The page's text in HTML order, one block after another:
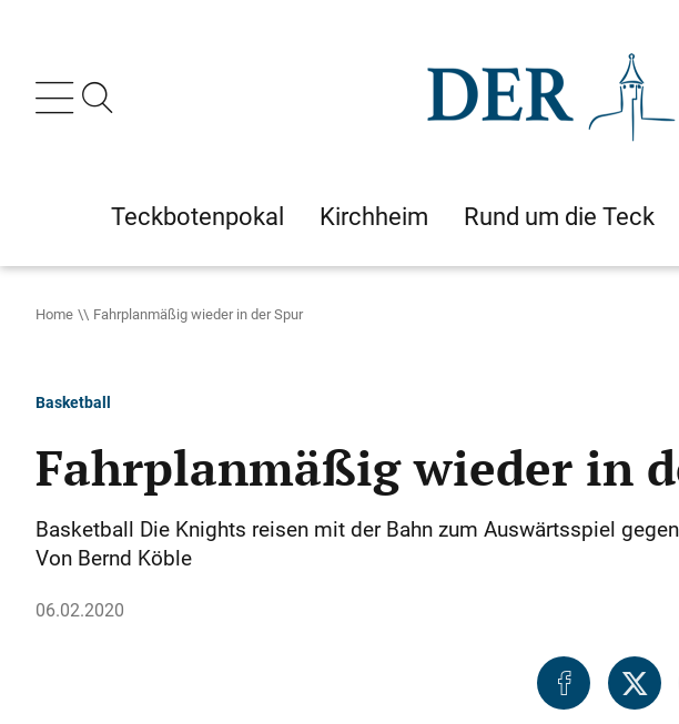
Teckbotenpokal Kirchheim Rund um die Teck
Home Fahrplanmäßig wieder in der Spur
Basketball
Fahrplanmäßig wieder in
Basketball Die Knights reisen mit der Bahn zum Auswärtsspiel
Von Bernd Köble
06.02.2020